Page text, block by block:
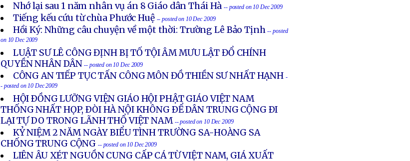
Nhớ lại sau 1 năm nhân vụ án 8 Giáo dân Thái Hà -- posted on 10 Dec 2009
Tiếng kếu cứu từ chùa Phước Huệ -- posted on 10 Dec 2009
Hồi Ký: Những câu chuyện về một thời: Trường Lê Bảo Tịnh -- posted
on 10 Dec 2009
LUẬT SƯ LÊ CÔNG ĐỊNH BỊ TỐ TỘI ÂM MƯU LẬT ĐỔ CHÍNH
QUYỀN NHÂN DÂN-- posted on 10 Dec 2009
CÔNG AN TIẾP TỤC TẤN CÔNG MÔN ĐỒ THIỀN SƯ NHẤT HẠNH -
- posted on 10 Dec 2009
HỘI ÐỒNG LƯỠNG VIỆN GIÁO HỘI PHẬT GIÁO VIỆT NAM
THỐNG NHẤT HỌP, ÐÒI HÀ NỘI KHÔNG ÐỂ DÂN TRUNG CỘNG ÐI
LẠI TỰ DO TRONG LÃNH THỔ VIỆT NAM -- posted on 10 Dec 2009
KỶ NIỆM 2 NĂM NGÀY BIỂU TÌNH TRƯỜNG SA-HOÀNG SA
CHỐNG TRUNG CỘNG -- posted on 10 Dec 2009
LIÊN ÂU XÉT NGUỒN CUNG CẤP CÁ TỪ VIỆT NAM, GIÁ XUẤT